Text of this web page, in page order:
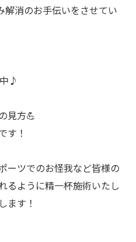
消のお手伝いをさせてい
♪
見方💪
す！
ーツでのお怪我など皆様の
るように精一杯施術いたし
ます！